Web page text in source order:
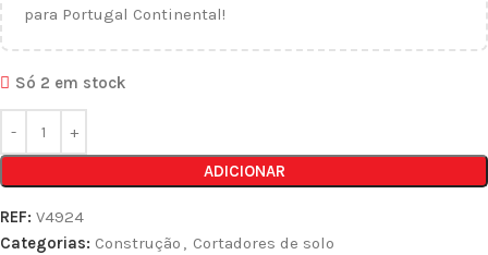
para Portugal Continental!
Só 2 em stock
ADICIONAR
REF: V4924
Categorias: Construção , Cortadores de solo